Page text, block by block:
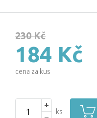
230 Kč
184 Kč
cena za kus
ks